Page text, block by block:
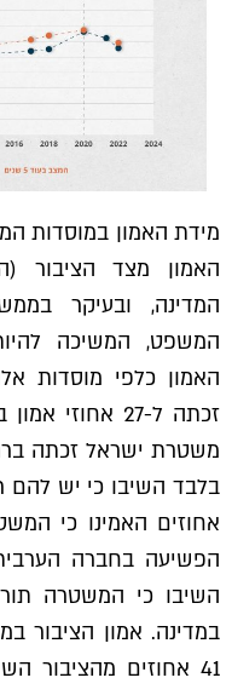
מידת האמון במוסדות
האמון מצד הציבור
המדינה, ובעיקר
המשפט, המשיכה
האמון כלפי מוסדות
אחוזים האמינו כי
השיבו כי המשטרה
במדינה. אמון הציבור
41 אחוזים מהציבור